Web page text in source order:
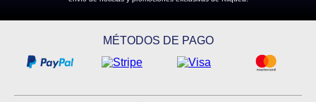
MÉTODOS DE PAGO